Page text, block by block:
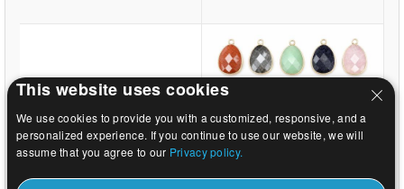
This website uses cookies
We use cookies to provide you with a customized, responsive, and a
personalized experience. If you continue to use our website, we will
assume that you agree to our Privacy policy.